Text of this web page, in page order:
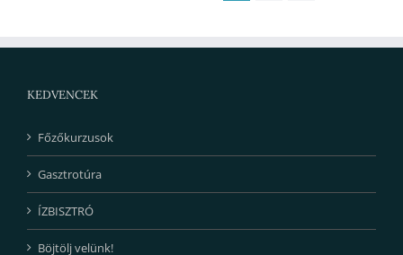
KEDVENCEK
Főzőkurzusok
Gasztrotúra
ÍZBISZTRÓ
Böjtölj velünk!